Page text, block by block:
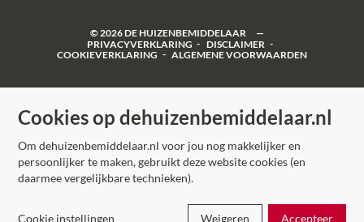
© 2026DE HUIZENBEMIDDELAAR
PRIVACYVERKLARING
DISCLAIMER
COOKIEVERKLARING
ALGEMENE VOORWAARDEN
Cookies op dehuizenbemiddelaar.nl
Om dehuizenbemiddelaar.nl voor jou nog makkelijker en
persoonlijker te maken, gebruikt deze website cookies (en
daarmee vergelijkbare technieken).
Accepteer
Weigeren
Cookie instellingen